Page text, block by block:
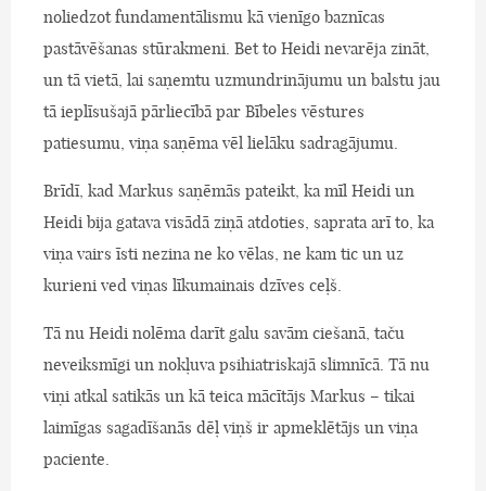
noliedzot fundamentālismu kā vienīgo baznīcas
pastāvēšanas stūrakmeni. Bet to Heidi nevarēja zināt,
un tā vietā, lai saņemtu uzmundrinājumu un balstu jau
tā ieplīsušajā pārliecībā par Bībeles vēstures
patiesumu, viņa saņēma vēl lielāku sadragājumu.
Brīdī, kad Markus saņēmās pateikt, ka mīl Heidi un
Heidi bija gatava visādā ziņā atdoties, saprata arī to, ka
viņa vairs īsti nezina ne ko vēlas, ne kam tic un uz
kurieni ved viņas līkumainais dzīves ceļš.
Tā nu Heidi nolēma darīt galu savām ciešanā, taču
neveiksmīgi un nokļuva psihiatriskajā slimnīcā. Tā nu
viņi atkal satikās un kā teica mācītājs Markus – tikai
laimīgas sagadīšanās dēļ viņš ir apmeklētājs un viņa
paciente.